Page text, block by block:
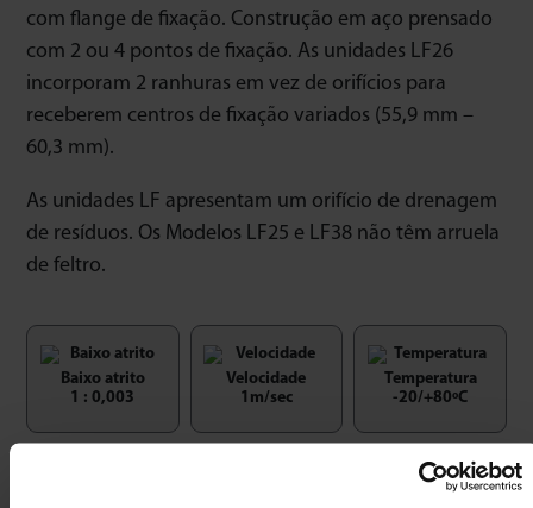
com flange de fixação. Construção em aço prensado
com 2 ou 4 pontos de fixação. As unidades LF26
incorporam 2 ranhuras em vez de orifícios para
receberem centros de fixação variados (55,9 mm –
60,3 mm).
As unidades LF apresentam um orifício de drenagem
de resíduos. Os Modelos LF25 e LF38 não têm arruela
de feltro.
Baixo atrito
1 : 0,003
Velocidade
1m/sec
Temperatura
-20/+80ºC